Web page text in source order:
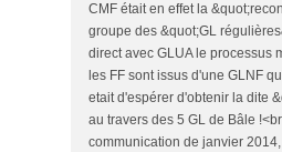
CMF était en effet la
groupe des &quot;GL
direct avec GLUA le processus
les FF sont issus d'une GLNF
etait d'espérer d'obtenir la dite
au travers des 5 GL de Bâle
communication de janvier